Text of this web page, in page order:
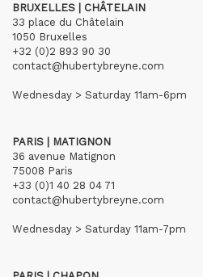
BRUXELLES | CHÂTELAIN
33 place du Châtelain
1050 Bruxelles
+32 (0)2 893 90 30
contact@hubertybreyne.com
Wednesday > Saturday 11am-6pm
PARIS | MATIGNON
36 avenue Matignon
75008 Paris
+33 (0)1 40 28 04 71
contact@hubertybreyne.com
Wednesday > Saturday 11am-7pm